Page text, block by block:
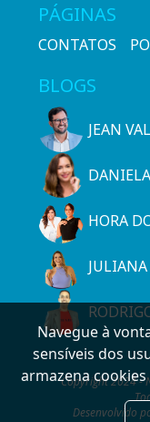
PÁGINAS
CONTATOS
BLOGS
JEAN
HORA
Copyright 2024 -
Desenvolvido
Navegue à
sensíveis dos
armazena